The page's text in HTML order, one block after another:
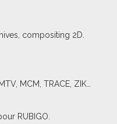
compositing 2D.
MCM, TRACE, ZIK…
RUBIGO.